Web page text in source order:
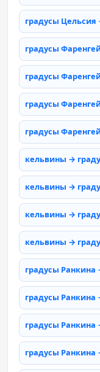
градусы
градусы
градусы
градусы
градусы
кельвины →
кельвины →
кельвины →
кельвины →
градусы Ранкина
градусы Ранкина
градусы
градусы